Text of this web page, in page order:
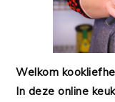
Welkom
In deze online